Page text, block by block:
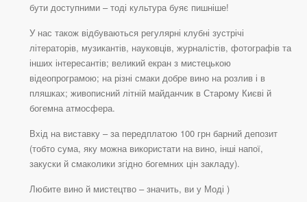
бути доступними – тоді культура буяє пишніше!
У нас також відбуваються регулярні клубні зустрічі
літераторів, музикантів, науковців, журналістів, фотографів та
інших інтересантів; великий екран з мистецькою
відеопрограмою; на різні смаки добре вино на розлив і в
пляшках; живописний літній майданчик в Старому Києві й
богемна атмосфера.
Вхід на виставку – за передплатою 100 грн барний депозит
(тобто сума, яку можна використати на вино, інші напої,
закуски й смаколики згідно богемних цін закладу).
Любите вино й мистецтво – значить, ви у Моді )